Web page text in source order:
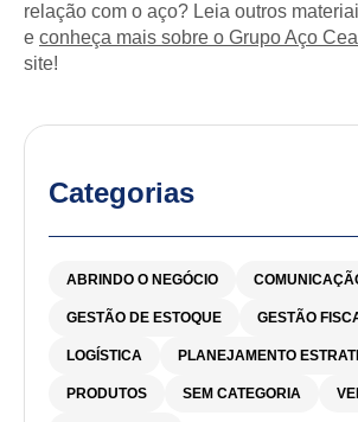
relação com o aço? Leia outros
e conheça mais sobre o Grupo Aço
site!
Categorias
ABRINDO O NEGÓCIO
GESTÃO DE ESTOQUE GESTÃO
LOGÍSTICA PLANEJAMENTO
PRODUTOS SEM CATEGORIA